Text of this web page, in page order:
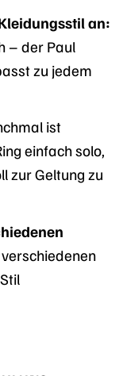
an:
– der Paul
zu jedem
ist
einfach solo,
zur Geltung zu